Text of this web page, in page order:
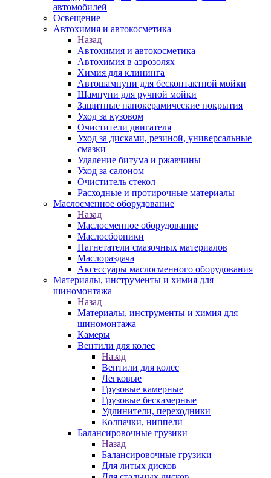
автомобилей
Освещение
Автохимия и автокосметика
Назад
Автохимия и автокосметика
Автохимия в аэрозолях
Химия для клининга
Автошампуни для бесконтактной мойки
Шампуни для ручной мойки
Защитные нанокерамические покрытия
Уход за кузовом
Очистители двигателя
Уход за дисками, резиной, универсальные
смазки
Удаление битума и ржавчины
Уход за салоном
Очиститель стекол
Расходные и протирочные материалы
Маслосменное оборудование
Назад
Маслосменное оборудование
Маслосборники
Нагнетатели смазочных материалов
Маслораздача
Аксессуары маслосменного оборудования
Материалы, инструменты и химия для
шиномонтажа
Назад
Материалы, инструменты и химия для
шиномонтажа
Камеры
Вентили для колес
Назад
Вентили для колес
Легковые
Грузовые камерные
Грузовые бескамерные
Удлинители, переходники
Колпачки, ниппели
Балансировочные грузики
Назад
Балансировочные грузики
Для литых дисков